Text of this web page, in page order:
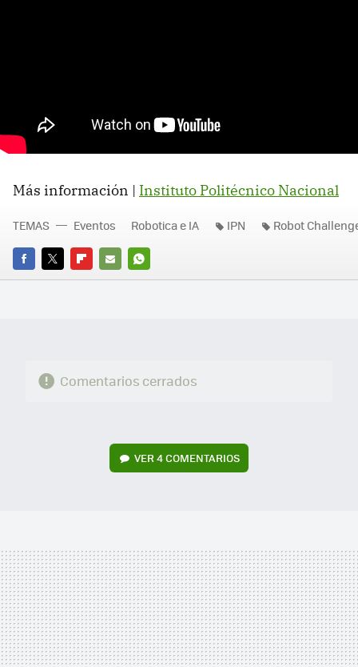
Más información | Instituto Politécnico Nacional
FACEBOOK
TWITTERFLIPBOARD
E-
WHATSAPP
TEMAS Eventos Robotica e IA IPN Robot
Comentarios cerrados
VER4 COMENTARIOS